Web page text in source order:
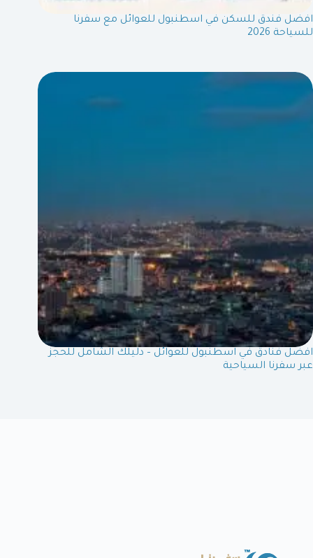
افضل فندق للسكن في اسطنبول للعوائل مع سفرنا
للسياحة 2026
افضل فنادق في اسطنبول للعوائل – دليلك الشامل للحجز
عبر سفرنا السياحية